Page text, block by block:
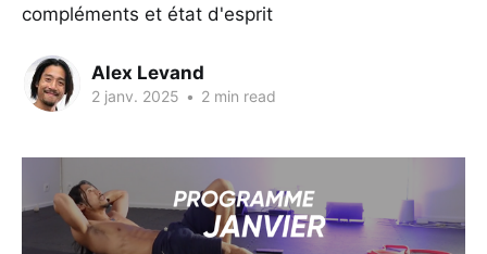
compléments et état d'esprit
Alex Levand
2 janv. 2025 • 2 min read